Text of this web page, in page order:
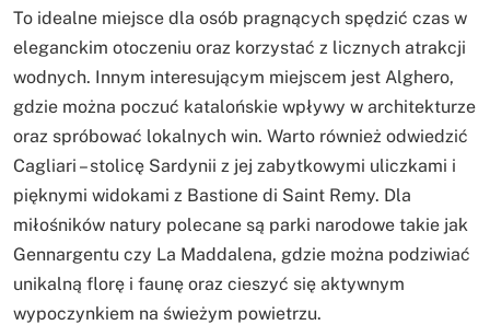
To idealne miejsce dla osób pragnących spędzić czas w
eleganckim otoczeniu oraz korzystać z licznych atrakcji
wodnych. Innym interesującym miejscem jest Alghero,
gdzie można poczuć katalońskie wpływy w architekturze
oraz spróbować lokalnych win. Warto również odwiedzić
Cagliari – stolicę Sardynii z jej zabytkowymi uliczkami i
pięknymi widokami z Bastione di Saint Remy. Dla
miłośników natury polecane są parki narodowe takie jak
Gennargentu czy La Maddalena, gdzie można podziwiać
unikalną florę i faunę oraz cieszyć się aktywnym
wypoczynkiem na świeżym powietrzu.